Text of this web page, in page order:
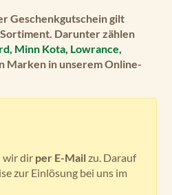
Geschenkgutschein gilt
Darunter zählen
Minn Kota, Lowrance,
Marken in unserem Online-
wir dir per E-Mailzu. Darauf
zur Einlösung bei uns im